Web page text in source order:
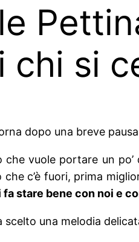
chi si
dopo una breve
vuole portare un
c’è fuori, prima
fa stare bene con noi e
una melodia